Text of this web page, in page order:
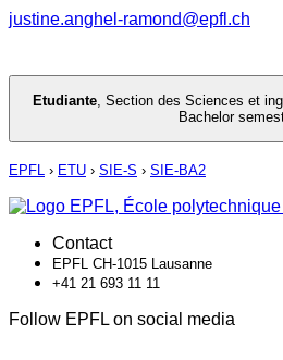
justine.anghel-ramond@epfl.ch
Etudiante, Section des Sciences et
Bachelor
EPFL › ETU › SIE-S › SIE-BA2
Contact
EPFL CH-1015 Lausanne
+41 21 693 11 11
Follow EPFL on social media